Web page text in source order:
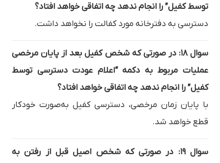
توسط کفیل” را انجام ندهد چه اتفاقی خواهد افتاد؟
دسترسی به دفترخانه مورد کفالت را نخواهد داشت.
سوال ۱۸: در صورتی که شخص کفیل بعد از پایان مرخصی
عملیات مربوط به دکمه “اعلام عودت دسترسی توسط
کفیل” را انجام ندهد چه اتفاقی خواهد افتاد؟
با پایان زمان مرخصی، دسترسی کفیل به‌صورت خودکار
قطع خواهد شد.
سوال ۱۹: در صورتی که شخص اصیل قبل از رفتن به